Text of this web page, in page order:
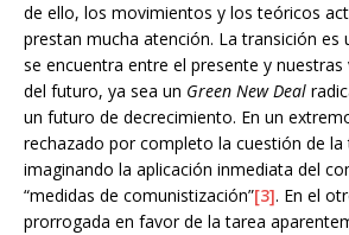
de ello, los movimientos y los teóricos
prestan mucha atención. La transición es
se encuentra entre el presente y nuestras
del futuro, ya sea un Green New Deal
un futuro de decrecimiento. En un
rechazado por completo la cuestión de la
imaginando la aplicación inmediata del
“medidas de comunistización”[3]. En el
prorrogada en favor de la tarea